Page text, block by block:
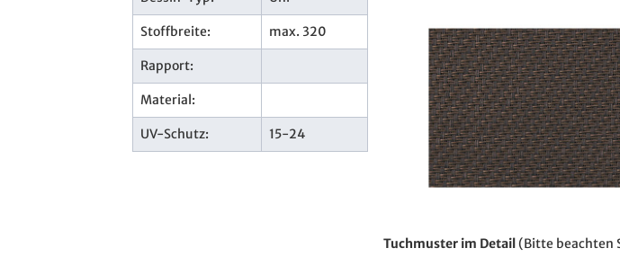
Stoffbreite: max. 320
Rapport:
Material:
UV-Schutz: 15-24
Tuchmuster im Detail(Bitte beachten